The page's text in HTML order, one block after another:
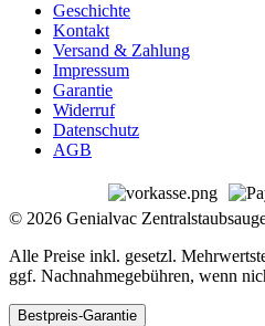
Geschichte
Kontakt
Versand & Zahlung
Impressum
Garantie
Widerruf
Datenschutz
AGB
© 2026 Genialvac
Alle Preise inkl. gesetzl.
ggf. Nachnahmegebühren, wenn
Bestpreis-Garantie